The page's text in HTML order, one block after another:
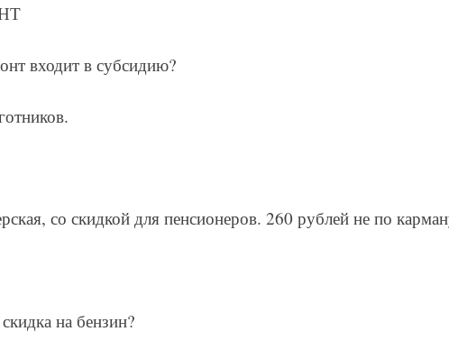
входит в субсидию?
со скидкой для пенсионеров. 260 рублей не по
на бензин?